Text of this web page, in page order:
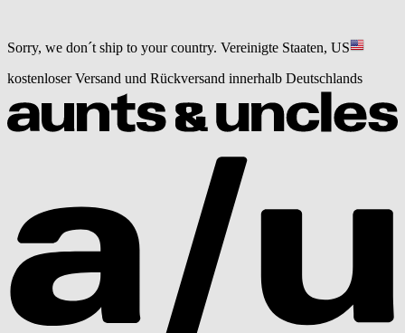
Sorry, we don´t ship to your country. Vereinigte Staaten, US
kostenloser Versand und Rückversand innerhalb Deutschlands